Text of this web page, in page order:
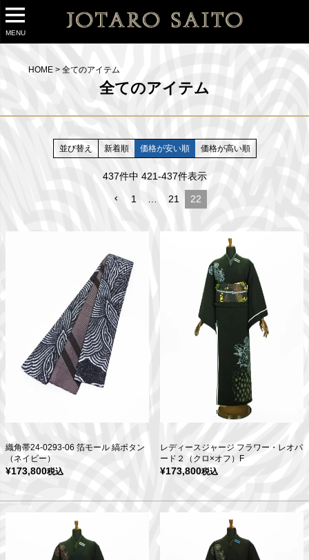
MENU
HOME 全てのアイテム
全てのアイテム
並び替え 新着順 価格が安い順 価格が高い順
437件中 421-437件表示
1 … 21 22
織角帯24-0293-06 箔モール 縞ボタン
（ネイビー）
¥173,800税込
レディースジャージ フラワー・レオパ
ード２（クロ×オフ）F
¥173,800税込